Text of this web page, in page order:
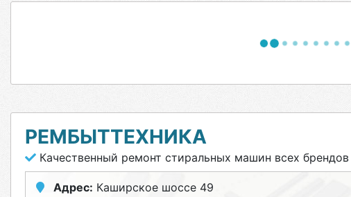
РЕМБЫТТЕХНИКА
Качественный ремонт стиральных машин всех брендов
Адрес: Каширское шоссе 49